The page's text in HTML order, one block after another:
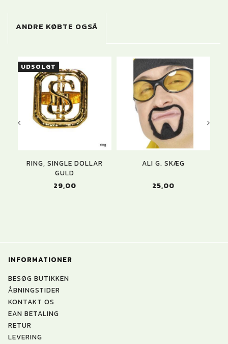
ANDRE KØBTE OGSÅ
UDSOLGT
RING, SINGLE DOLLAR
GULD
29,00
ALI G. SKÆG
25,00
INFORMATIONER
BESØG BUTIKKEN
ÅBNINGSTIDER
KONTAKT OS
EAN BETALING
RETUR
LEVERING